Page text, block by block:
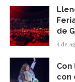
de
4 de
con